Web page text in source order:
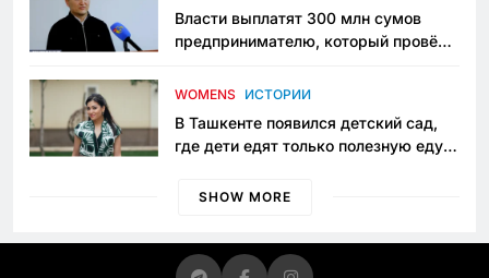
Власти выплатят 300 млн сумов
предпринимателю, который провёл
приговору
WOMENS ИСТОРИИ
В Ташкенте появился детский сад,
где дети едят только полезную еду.
просить «кашу без сахара»
SHOW MORE